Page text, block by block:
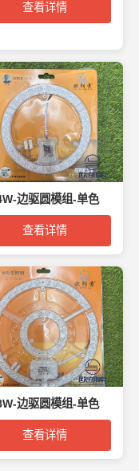
查看详情
边驱圆模组-单色
查看详情
边驱圆模组-单色
查看详情